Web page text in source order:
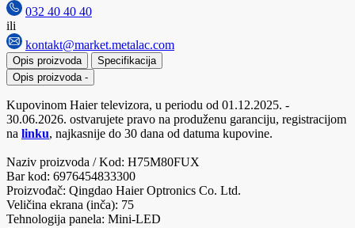
032 40 40 40
ili
kontakt@market.metalac.com
Opis proizvoda
Specifikacija
Opis proizvoda -
Kupovinom Haier televizora, u periodu od 01.12.2025. -
30.06.2026. ostvarujete pravo na produženu garanciju, registracijom
na linku, najkasnije do 30 dana od datuma kupovine.
Naziv proizvoda / Kod: H75M80FUX
Bar kod: 6976454833300
Proizvođač: Qingdao Haier Optronics Co. Ltd.
Veličina ekrana (inča): 75
Tehnologija panela: Mini-LED